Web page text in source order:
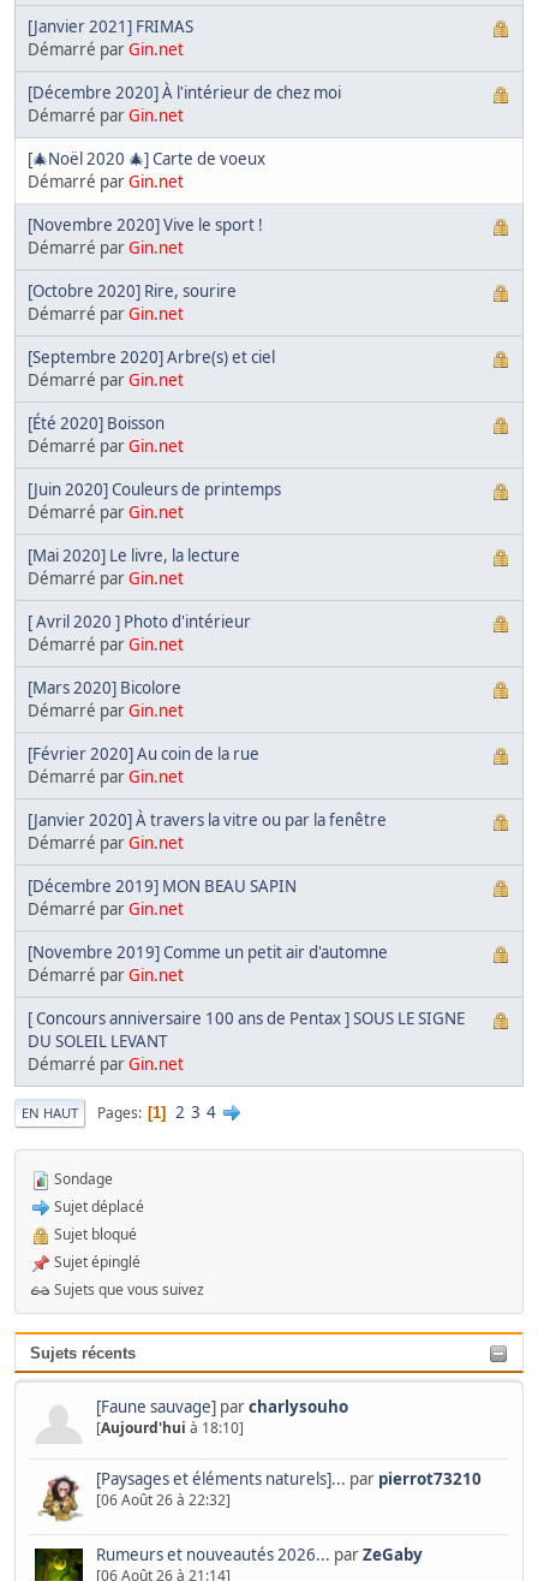
[Janvier 2021] FRIMAS
Démarré parGin.net
[Décembre 2020] À l'intérieur de chez moi
Démarré parGin.net
[🎄Noël 2020 🎄] Carte de voeux
Démarré parGin.net
[Novembre 2020] Vive le sport !
Démarré parGin.net
[Octobre 2020] Rire, sourire
Démarré parGin.net
[Septembre 2020] Arbre(s) et ciel
Démarré parGin.net
[Été 2020] Boisson
Démarré parGin.net
[Juin 2020] Couleurs de printemps
Démarré parGin.net
[Mai 2020] Le livre, la lecture
Démarré parGin.net
[ Avril 2020 ] Photo d'intérieur
Démarré parGin.net
[Mars 2020] Bicolore
Démarré parGin.net
[Février 2020] Au coin de la rue
Démarré parGin.net
[Janvier 2020] À travers la vitre ou par la fenêtre
Démarré parGin.net
[Décembre 2019] MON BEAU SAPIN
Démarré parGin.net
[Novembre 2019] Comme un petit air d'automne
Démarré parGin.net
[ Concours anniversaire 100 ans de Pentax ] SOUS LE SIGNE
DU SOLEIL LEVANT
Démarré parGin.net
EN HAUT Pages 1 2 3 4
Sondage
Sujet déplacé
Sujet bloqué
Sujet épinglé
Sujets que vous suivez
Sujets récents
[Faune sauvage] parcharlysouho
[Aujourd'hui à 18:10]
[Paysages et éléments naturels]... par pierrot73210
[06 Août 26 à 22:32]
Rumeurs et nouveautés 2026... parZeGaby
[06 Août 26 à 21:14]